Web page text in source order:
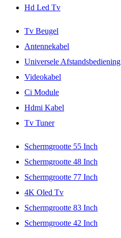
Hd Led Tv
Tv Beugel
Antennekabel
Universele Afstandsbediening
Videokabel
Ci Module
Hdmi Kabel
Tv Tuner
Schermgrootte 55 Inch
Schermgrootte 48 Inch
Schermgrootte 77 Inch
4K Oled Tv
Schermgrootte 83 Inch
Schermgrootte 42 Inch